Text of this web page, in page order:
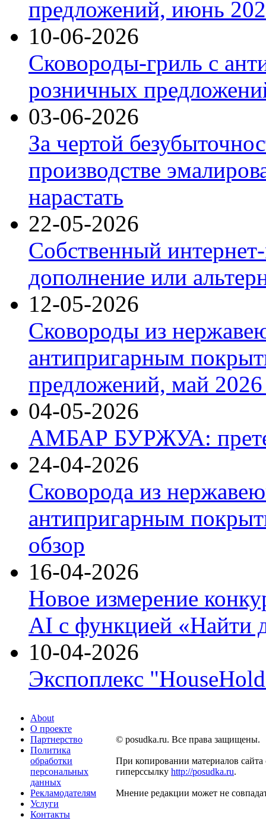
предложений, июнь
10-06-2026
Сковороды-гриль с
розничных
03-06-2026
За чертой
производстве
нарастать
22-05-2026
Собственный
дополнение или
12-05-2026
Сковороды из
антипригарным
предложений, май 2026
04-05-2026
АМБАР БУРЖУА:
24-04-2026
Сковорода из
антипригарным
обзор
16-04-2026
Новое измерение
AI с функцией «Найти
10-04-2026
Экспоплекс
About
О проекте
Партнерство
Политика
обработки
персональных
данных
Рекламодателям
Услуги
Контакты
© posudka.ru. Все права защищены.
При копировании материалов сайта
гиперссылку http://posudka.ru.
Мнение редакции может не